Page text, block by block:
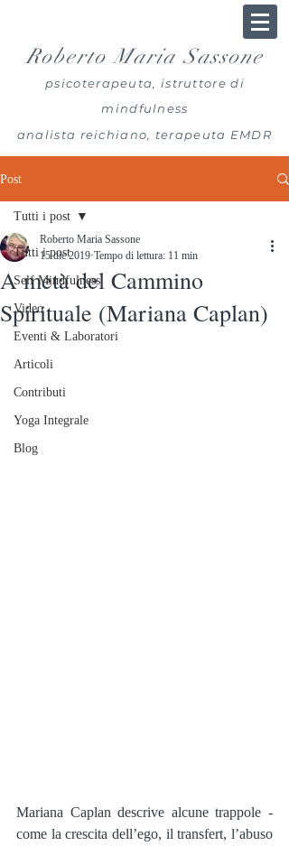
Roberto Maria Sassone
psicoterapeuta, istruttore di
mindfulness
analista reichiano, terapeuta EMDR
Post
Tutti i post
Self Mindfulness
Video
Eventi & Laboratori
Articoli
Contributi
Yoga Integrale
Blog
Tutti i post
A metà del Cammino
Spirituale (Mariana Caplan)
Roberto Maria Sassone
15 dic 2019 Tempo di lettura: 11 min
Mariana Caplan descrive alcune trappole -
come la crescita dell’ego, il transfert, l’abuso